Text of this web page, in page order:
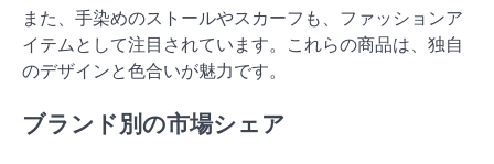
また、手染めのストールやスカーフも、ファッションア
イテムとして注目されています。これらの商品は、独自
のデザインと色合いが魅力です。
ブランド別の市場シェア